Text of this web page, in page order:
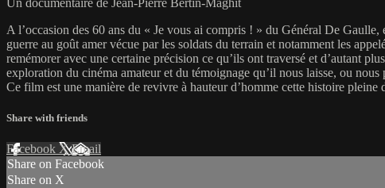
Un documentaire de Jean-Pierre Bertin-Maghit
A l’occasion des 60 ans du « Je vous ai compris ! » du Général De
guerre au goût amer vécue par les soldats du terrain et notamment les
remémorer avec une certaine précision ce qu’ils ont traversé et d’autant
exploration du cinéma amateur et du témoignage qu’il nous laisse, ou nous
Ce film est une manière de revivre à hauteur d’homme cette histoire pleine
Share with friends
Facebook XEmail
Share on Facebook
Share on X